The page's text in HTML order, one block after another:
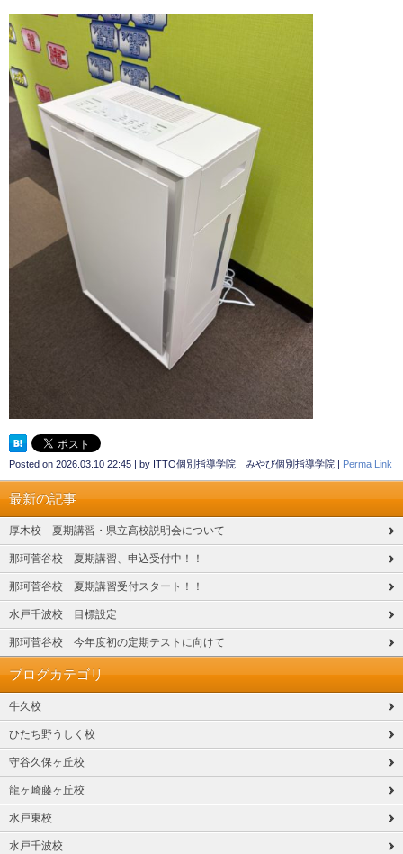
Posted on 2026.03.10 22:45 | by ITTO個別指導学院 みやび個別指導学院 | Perma Link
最新の記事
厚木校 夏期講習・県立高校説明会について
那珂菅谷校 夏期講習、申込受付中！！
那珂菅谷校 夏期講習受付スタート！！
水戸千波校 目標設定
那珂菅谷校 今年度初の定期テストに向けて
ブログカテゴリ
牛久校
ひたち野うしく校
守谷久保ヶ丘校
龍ヶ崎藤ヶ丘校
水戸東校
水戸千波校